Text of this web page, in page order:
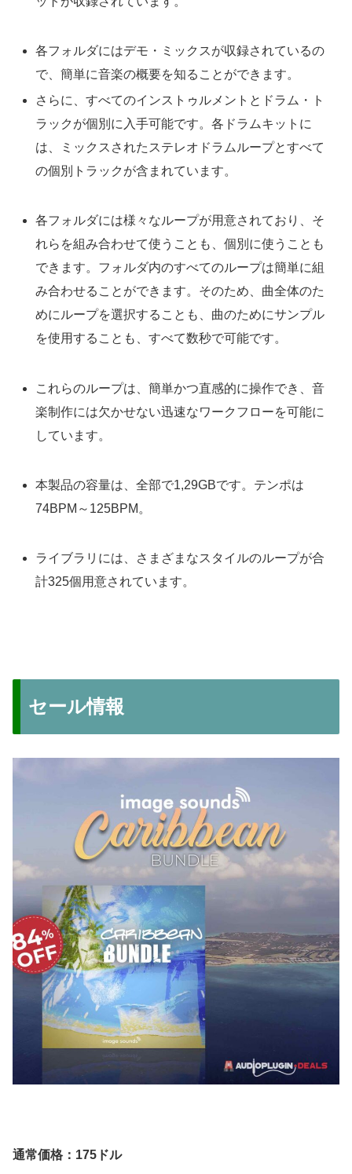
各フォルダにはデモ・ミックスが収録されているの
で、簡単に音楽の概要を知ることができます。
さらに、すべてのインストゥルメントとドラム・ト
ラックが個別に入手可能です。各ドラムキットに
は、ミックスされたステレオドラムループとすべて
の個別トラックが含まれています。
各フォルダには様々なループが用意されており、そ
れらを組み合わせて使うことも、個別に使うことも
できます。フォルダ内のすべてのループは簡単に組
み合わせることができます。そのため、曲全体のた
めにループを選択することも、曲のためにサンプル
を使用することも、すべて数秒で可能です。
これらのループは、簡単かつ直感的に操作でき、音
楽制作には欠かせない迅速なワークフローを可能に
しています。
本製品の容量は、全部で1,29GBです。テンポは
74BPM～125BPM。
ライブラリには、さまざまなスタイルのループが合
計325個用意されています。
セール情報
通常価格：175ドル